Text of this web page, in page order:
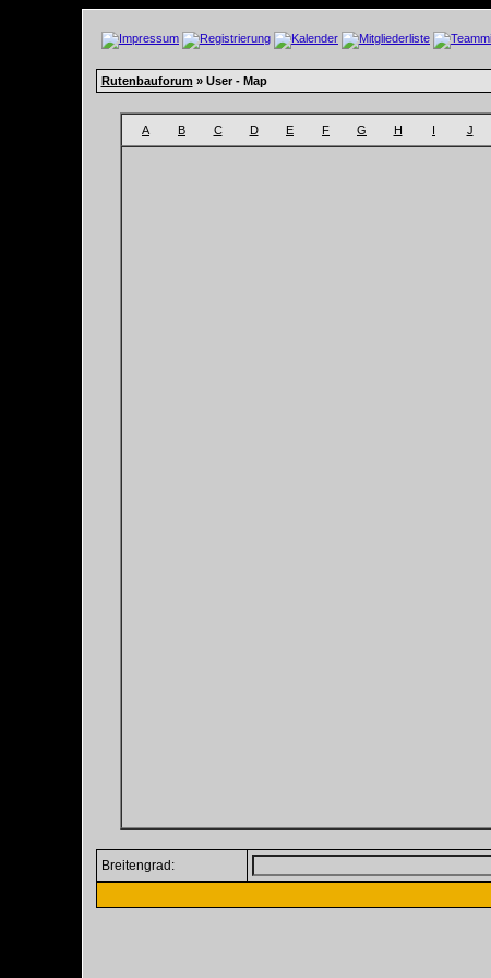
Rutenbauforum » User - Map
A B C D E F G H I J
Breitengrad: